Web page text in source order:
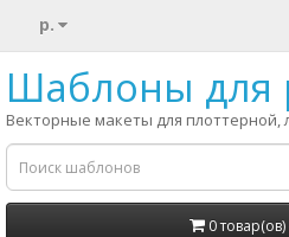
р.
Шаблоны для
Векторные макеты для плоттерной,
0